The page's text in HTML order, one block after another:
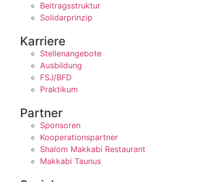
Beitragsstruktur
Solidarprinzip
Karriere
Stellenangebote
Ausbildung
FSJ/BFD
Praktikum
Partner
Sponsoren
Kooperationspartner
Shalom Makkabi Restaurant
Makkabi Taunus